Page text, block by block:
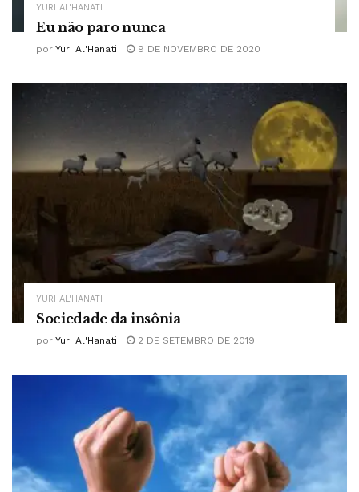
YURI AL'HANATI
Eu não paro nunca
por Yuri Al'Hanati 9 DE NOVEMBRO DE 2020
YURI AL'HANATI
Sociedade da insônia
por Yuri Al'Hanati 2 DE SETEMBRO DE 2019